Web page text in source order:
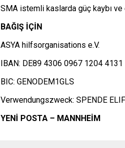
SMA istemli kaslarda güç kaybı
BAĞIŞ İÇİN
ASYA hilfsorganisations e.V.
IBAN: DE89 4306 0967 1204 4131
BIC: GENODEM1GLS
Verwendungszweck: SPENDE ELIF
YENİ POSTA – MANNHEİM